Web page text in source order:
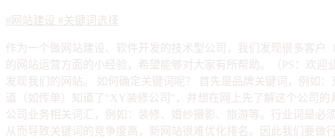
#网站建设 #关键词选择
作为一个做网站建设、软件开发的技术型公司，我们发现很多客
的网站运营方面的小经验，希望能够对大家有所帮助。（PS：欢
发现我们的网站。 如何确定关键词呢？ 首先是品牌关键词，例如
道（如传单）知道了“XY装修公司”，并想在网上先了解这个公司
公司业务相关词汇，例如：装修、婚纱摄影、旅游等。行业词是必
从而导致关键词的竞争度高，新网站很难优化排名。因此我们要做